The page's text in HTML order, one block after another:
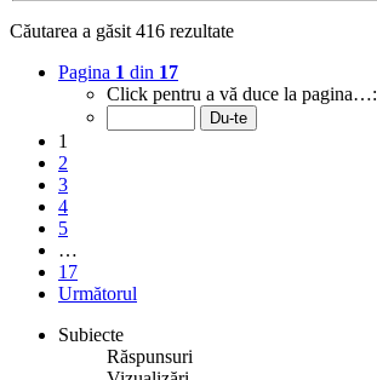
Căutarea a găsit 416 rezultate
Pagina 1 din 17
Click pentru a vă duce la pagina…:
1
2
3
4
5
…
17
Următorul
Subiecte
Răspunsuri